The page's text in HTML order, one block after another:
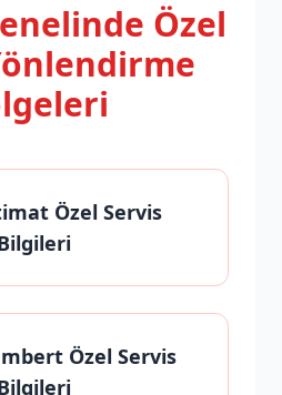
Özel
Özel Servis
Özel Servis